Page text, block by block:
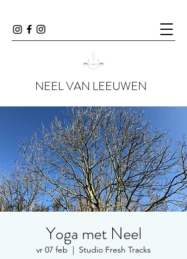
NEEL VAN LEEUWEN
Yoga met Neel
vr 07 feb
  |
Studio Fresh Tracks